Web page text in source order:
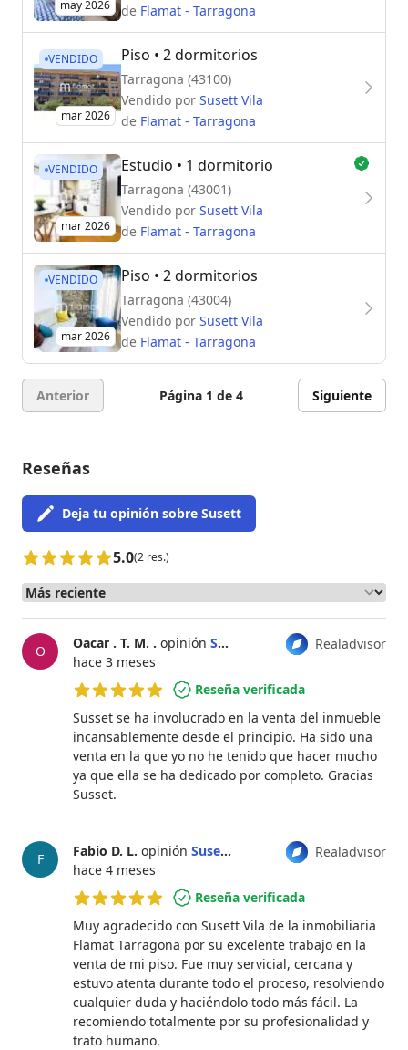
may 2026 de Flamat - Tarragona
VENDIDO
mar 2026
Piso • 2 dormitorios
Tarragona (43100)
Vendido por Susett Vila
de Flamat - Tarragona
VENDIDO
mar 2026
Estudio • 1 dormitorio
Tarragona (43001)
Vendido por Susett Vila
de Flamat - Tarragona
VENDIDO
mar 2026
Piso • 2 dormitorios
Tarragona (43004)
Vendido por Susett Vila
de Flamat - Tarragona
Anterior Página 1 de 4 Siguiente
Reseñas
Deja tu opinión sobre Susett
5.0(2 res.)
O Realadvisor
Oacar . T. M. . opinión Susett Vila
hace 3 meses
Reseña verificada
5 de 5 estrellas
Susset se ha involucrado en la venta del inmueble
incansablemente desde el principio. Ha sido una
venta en la que yo no he tenido que hacer mucho
ya que ella se ha dedicado por completo. Gracias
Susset.
F Realadvisor
Fabio D. L. opinión Susett Vila
hace 4 meses
Reseña verificada
5 de 5 estrellas
Muy agradecido con Susett Vila de la inmobiliaria
Flamat Tarragona por su excelente trabajo en la
venta de mi piso. Fue muy servicial, cercana y
estuvo atenta durante todo el proceso, resolviendo
cualquier duda y haciéndolo todo más fácil. La
recomiendo totalmente por su profesionalidad y
trato humano.